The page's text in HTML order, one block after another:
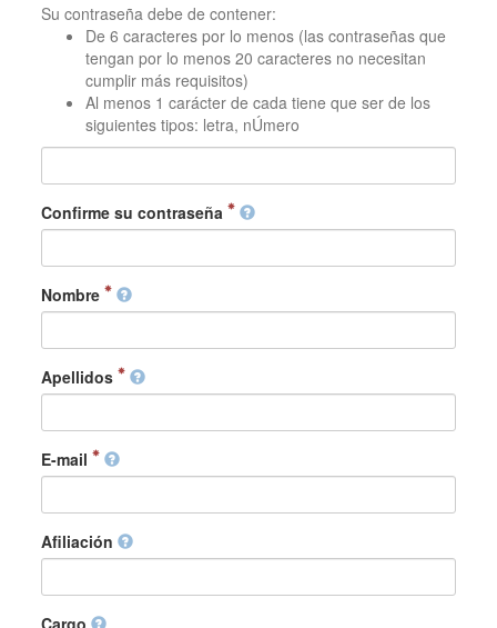
Su contraseña debe de contener:
De 6 caracteres por lo menos (las contraseñas que
tengan por lo menos 20 caracteres no necesitan
cumplir más requisitos)
Al menos 1 carácter de cada tiene que ser de los
siguientes tipos: letra, nÚmero
Confirme su contraseña
Nombre
Apellidos
E-mail
Afiliación
Cargo